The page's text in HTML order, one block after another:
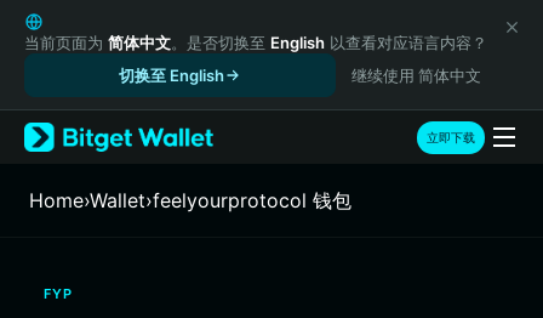
English
日本語
Русский
Español (Latinoamérica)
Türkçe
Italiano
繁體中文
当前页面为 简体中文。是否切换至 English 以查看对应语言内容？
切换至 English
继续使用 简体中文
立即下载
Home›Wallet›feelyourprotocol 钱包
FYP